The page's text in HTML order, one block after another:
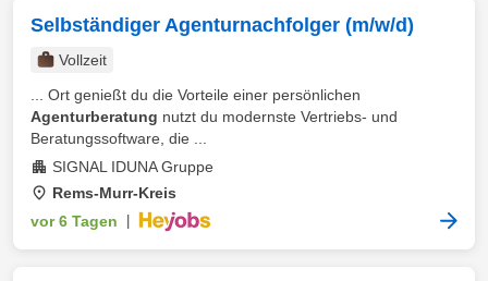
Selbständiger Agenturnachfolger (m/w/d)
Vollzeit
... Ort genießt du die Vorteile einer persönlichen
Agenturberatung nutzt du modernste Vertriebs- und
Beratungssoftware, die ...
SIGNAL IDUNA Gruppe
Rems-Murr-Kreis
vor 6 Tagen